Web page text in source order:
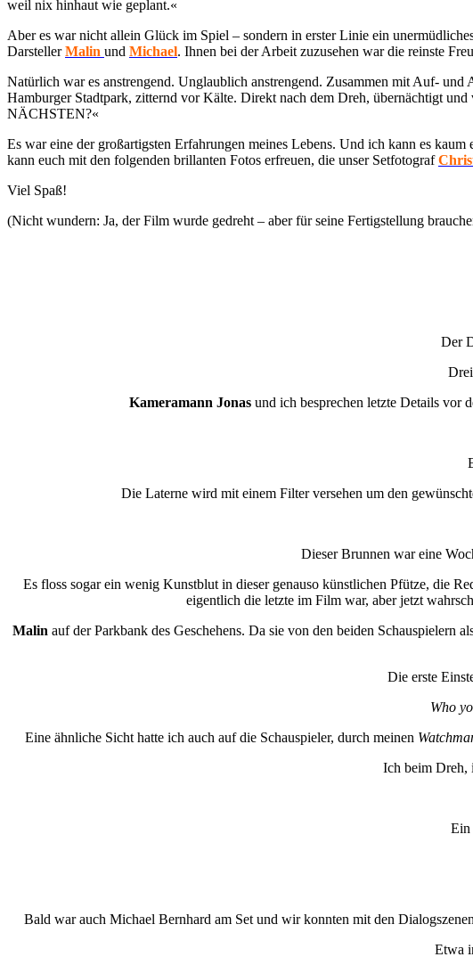
weil nix hinhaut wie geplant.«
Aber es war nicht allein Glück im Spiel – sondern in erster Linie ein
DarstellerMalin und Michael. Ihnen bei der Arbeit zuzusehen war die reinste
Natürlich war es anstrengend. Unglaublich anstrengend. Zusammen mit Auf-
Hamburger Stadtpark, zitternd vor Kälte. Direkt nach dem Dreh, übernächtigt
NÄCHSTEN?«
Es war eine der großartigsten Erfahrungen meines Lebens. Und ich kann es
kann euch mit den folgenden brillanten Fotos erfreuen, die unser Setfotograf
Viel Spaß!
(Nicht wundern: Ja, der Film wurde gedreht – aber für seine Fertigstellung
Der
Kameramann Jonasund ich besprechen letzte Details vor
Die Laterne wird mit einem Filter versehen um den
Dieser Brunnen war eine
Es floss sogar ein wenig Kunstblut in dieser genauso künstlichen Pfütze, die
eigentlich die letzte im Film war, aber jetzt
Malin auf der Parkbank des Geschehens. Da sie von den beiden Schauspielern
Die erste
Who
Eine ähnliche Sicht hatte ich auch auf die Schauspieler, durch meinen
Ich beim Dreh,
Ein
Bald war auch Michael Bernhard am Set und wir konnten mit den
Etwa